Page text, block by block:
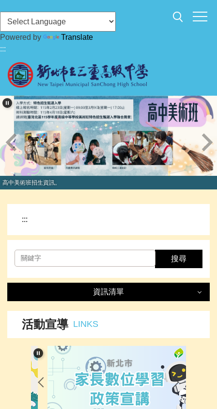
到
主
要
內
容
區
Powered by
Translate
:::
高中美術班招生資訊。
:::
搜尋
資訊清單
資訊清單 LIST
最新消息
處室簡介
榮譽事項
活動宣導 LINKS